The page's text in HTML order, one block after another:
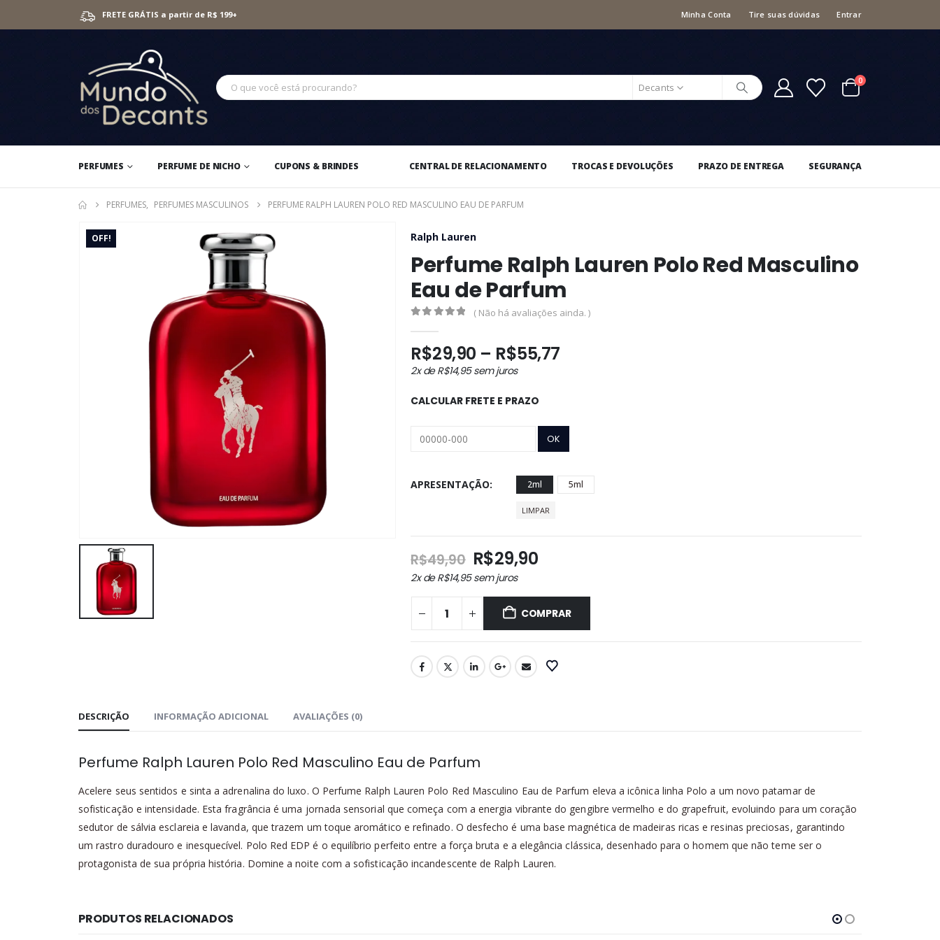
FRETE GRÁTIS a partir de R$ 199+ Minha Conta Tire suas dúvidas Entrar
Decants
0
PERFUMES PERFUME DE NICHO CUPONS & BRINDES CENTRAL DE RELACIONAMENTO TROCAS E DEVOLUÇÕES PRAZO DE ENTREGA SEGURANÇA
PERFUMES, PERFUMES MASCULINOS PERFUME RALPH LAUREN POLO RED MASCULINO EAU DE PARFUM
OFF! Ralph Lauren
Perfume Ralph Lauren Polo Red Masculino
Eau de Parfum
( Não há avaliações ainda. )
R$29,90 – R$55,77Faixa
através
R$55,77
2x deR$14,95sem juros
CALCULAR FRETE E PRAZO
APRESENTAÇÃO 2ml 5ml
LIMPAR
R$49,90 O
preço
original
era:
R$49,90.
R$29,90O
atual
é:
R$29,90.
2x deR$14,95sem juros
COMPRAR
DESCRIÇÃO INFORMAÇÃO ADICIONAL AVALIAÇÕES (0)
Perfume Ralph Lauren Polo Red Masculino Eau de Parfum
Acelere seus sentidos e sinta a adrenalina do luxo. O Perfume Ralph Lauren Polo Red Masculino Eau de Parfum eleva a icônica linha Polo a um novo patamar de
sofisticação e intensidade. Esta fragrância é uma jornada sensorial que começa com a energia vibrante do gengibre vermelho e do grapefruit, evoluindo para um coração
sedutor de sálvia esclareia e lavanda, que trazem um toque aromático e refinado. O desfecho é uma base magnética de madeiras ricas e resinas preciosas, garantindo
um rastro duradouro e inesquecível. Polo Red EDP é o equilíbrio perfeito entre a força bruta e a elegância clássica, desenhado para o homem que não teme ser o
protagonista de sua própria história. Domine a noite com a sofisticação incandescente de Ralph Lauren.
PRODUTOS RELACIONADOS